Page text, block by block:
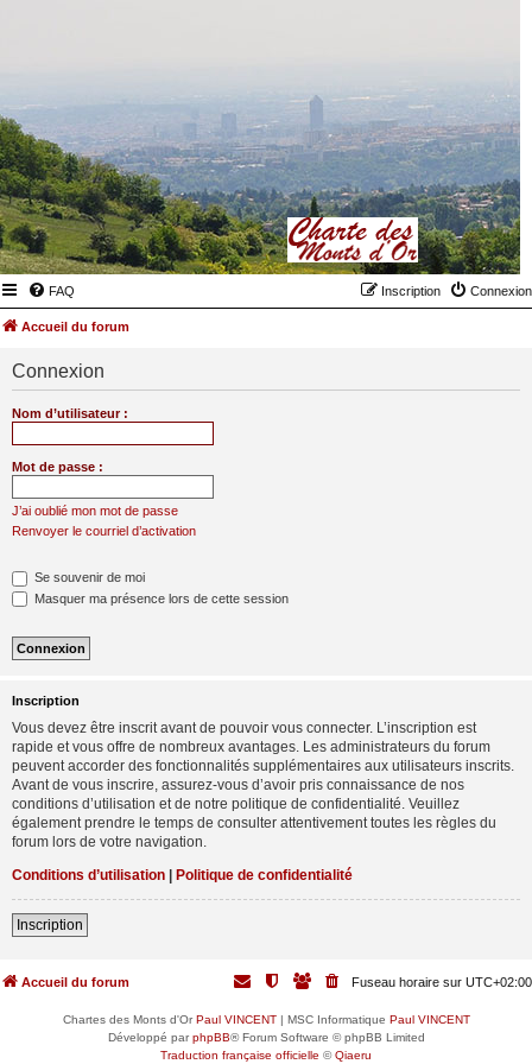
FAQ Connexion
Inscription
Accueil du forum
Connexion
Nom d’utilisateur :
Mot de passe :
J’ai oublié mon mot de passe
Renvoyer le courriel d’activation
Se souvenir de moi
Masquer ma présence lors de cette session
Inscription
Vous devez être inscrit avant de pouvoir vous connecter. L’inscription est
rapide et vous offre de nombreux avantages. Les administrateurs du forum
peuvent accorder des fonctionnalités supplémentaires aux utilisateurs inscrits.
Avant de vous inscrire, assurez-vous d’avoir pris connaissance de nos
conditions d’utilisation et de notre politique de confidentialité. Veuillez
également prendre le temps de consulter attentivement toutes les règles du
forum lors de votre navigation.
Conditions d’utilisation | Politique de confidentialité
Inscription
Accueil du forum Fuseau horaire sur UTC+02:00
Chartes des Monts d'OrPaul VINCENT| MSC Informatique Paul VINCENT
Développé parphpBB® Forum Software © phpBB Limited
Traduction française officielle ©Qiaeru